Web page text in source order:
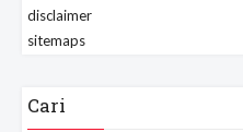
disclaimer
sitemaps
Cari